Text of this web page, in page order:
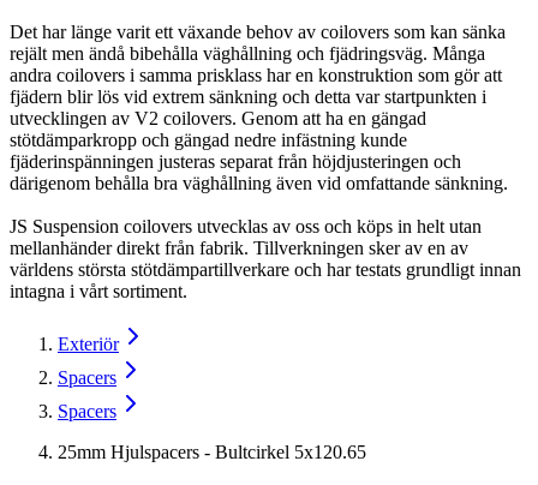
Det har länge varit ett växande behov av coilovers som kan sänka
rejält men ändå bibehålla väghållning och fjädringsväg. Många
andra coilovers i samma prisklass har en konstruktion som gör att
fjädern blir lös vid extrem sänkning och detta var startpunkten i
utvecklingen av V2 coilovers. Genom att ha en gängad
stötdämparkropp och gängad nedre infästning kunde
fjäderinspänningen justeras separat från höjdjusteringen och
därigenom behålla bra väghållning även vid omfattande sänkning.
JS Suspension coilovers utvecklas av oss och köps in helt utan
mellanhänder direkt från fabrik. Tillverkningen sker av en av
världens största stötdämpartillverkare och har testats grundligt innan
intagna i vårt sortiment.
Exteriör
Spacers
Spacers
25mm Hjulspacers - Bultcirkel 5x120.65